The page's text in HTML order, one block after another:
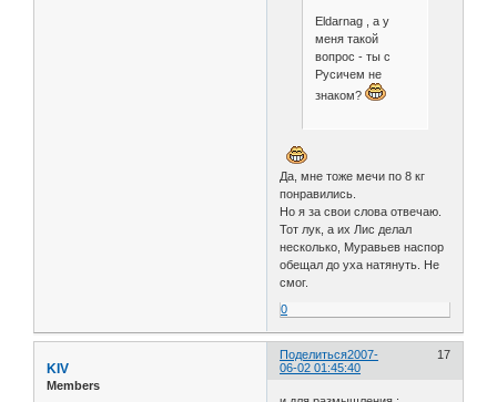
Eldarnag , а у
меня такой
вопрос - ты с
Русичем не
знаком?
Да, мне тоже мечи по 8 кг
понравились.
Но я за свои слова отвечаю.
Тот лук, а их Лис делал
несколько, Муравьев наспор
обещал до уха натянуть. Не
смог.
0
Поделиться 17
2007-
06-02 01:45:40
KIV
Members